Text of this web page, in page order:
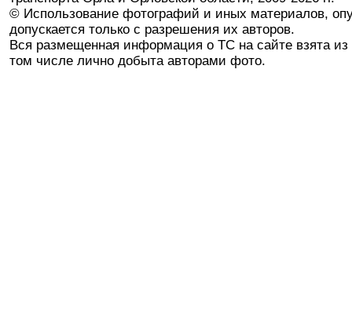
© Использование фотографий и иных материалов,
допускается только с разрешения их авторов.
Вся размещенная информация о ТС на сайте взята из
том числе лично добыта авторами фото.